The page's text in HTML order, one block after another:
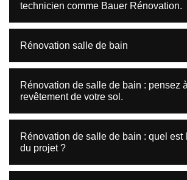
technicien comme Bauer Rénovation.
Rénovation salle de bain
Rénovation de salle de bain : pensez
revêtement de votre sol.
Rénovation de salle de bain : quel est
du projet ?